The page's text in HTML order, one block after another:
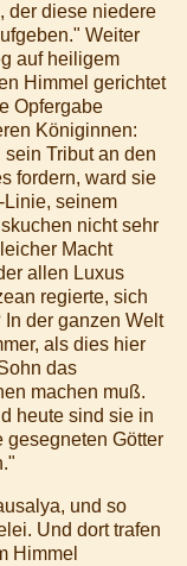
der diese niedere
Weiter
auf heiligem
Himmel gerichtet
Opfergabe
Königinnen:
Tribut an den
fordern, ward sie
Linie, seinem
nicht sehr
Macht
allen Luxus
regierte, sich
der ganzen Welt
als dies hier
das
machen muß.
heute sind sie in
gesegneten Götter
und so
Und dort trafen
Himmel